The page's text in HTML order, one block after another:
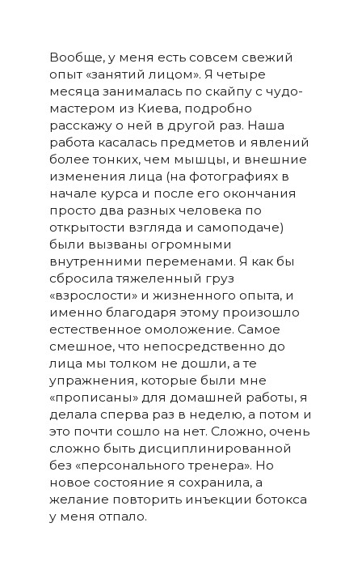
Вообще, у меня есть совсем свежий
опыт «занятий лицом». Я четыре
месяца занималась по скайпу с чудо-
мастером из Киева, подробно
расскажу о ней в другой раз. Наша
работа касалась предметов и явлений
более тонких, чем мышцы, и внешние
изменения лица (на фотографиях в
начале курса и после его окончания
просто два разных человека по
открытости взгляда и самоподаче)
были вызваны огромными
внутренними переменами. Я как бы
сбросила тяжеленный груз
«взрослости» и жизненного опыта, и
именно благодаря этому произошло
естественное омоложение. Самое
смешное, что непосредственно до
лица мы толком не дошли, а те
упражнения, которые были мне
«прописаны» для домашней работы, я
делала сперва раз в неделю, а потом и
это почти сошло на нет. Сложно, очень
сложно быть дисциплинированной
без «персонального тренера». Но
новое состояние я сохранила, а
желание повторить инъекции ботокса
у меня отпало.